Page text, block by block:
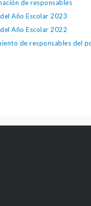
de responsables
Año Escolar 2023
Año Escolar 2022
de responsables del